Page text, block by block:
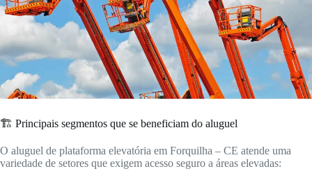
🏗️ Principais segmentos que se beneficiam do aluguel
O aluguel de plataforma elevatória em Forquilha – CE atende uma
variedade de setores que exigem acesso seguro a áreas elevadas: